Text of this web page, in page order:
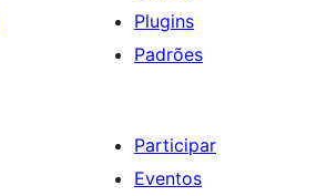
Plugins
Padrões
Participar
Eventos